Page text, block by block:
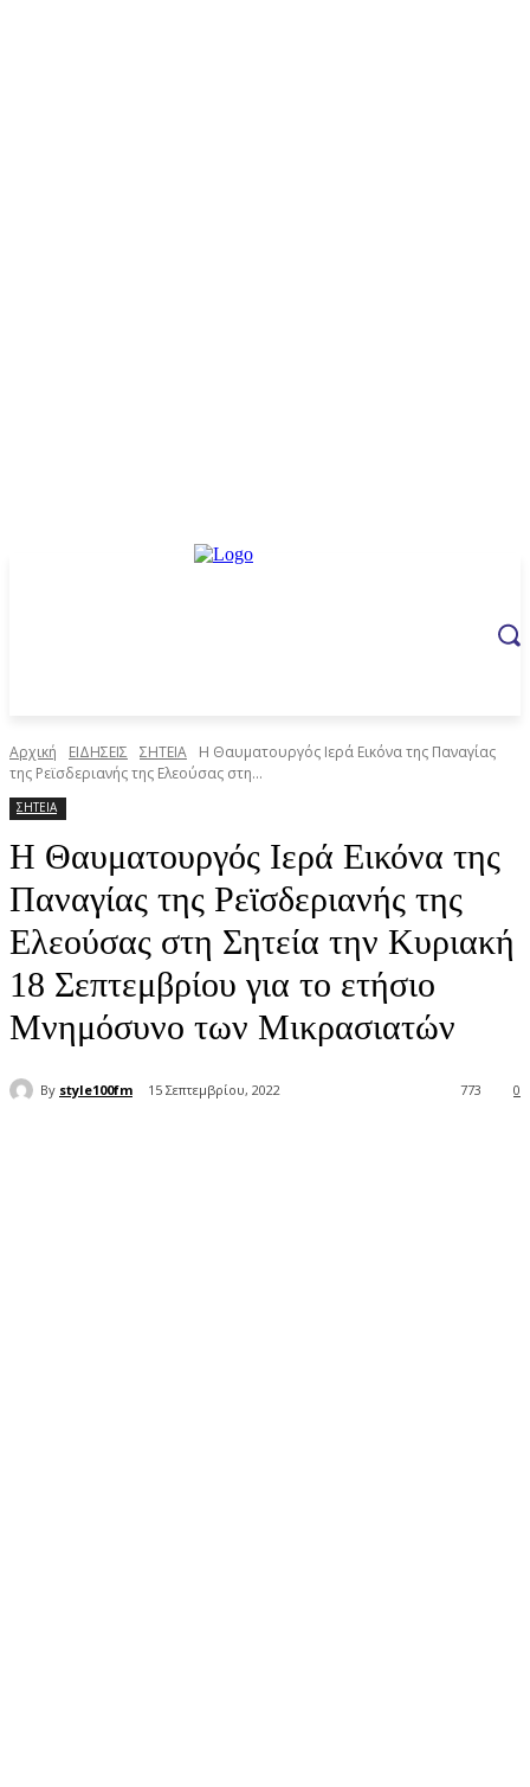
Αρχική ΕΙΔΗΣΕΙΣ ΣΗΤΕΙΑ
Η Θαυματουργός Ιερά Εικόνα της Παναγίας
της Ρεϊσδεριανής της Ελεούσας στη...
ΣΗΤΕΙΑ
Η Θαυματουργός Ιερά Εικόνα της
Παναγίας της Ρεϊσδεριανής της
Ελεούσας στη Σητεία την Κυριακή
18 Σεπτεμβρίου για το ετήσιο
Μνημόσυνο των Μικρασιατών
By style100fm 15 Σεπτεμβρίου, 2022 0
773